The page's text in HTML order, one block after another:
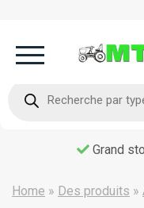
produits
Grand
Home » Des produits »